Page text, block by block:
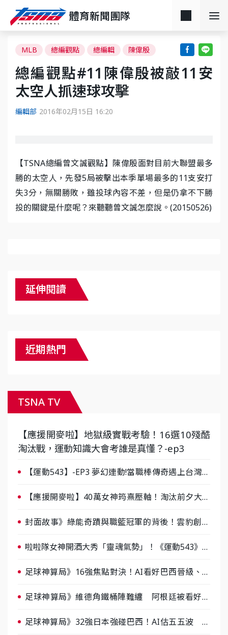
體育新聞團隊
MLB 總編觀點 總編輯 陳偉殷
總編觀點#11陳偉殷被敲11安
太空人抓速球攻擊
編輯部 2016年02月15日 16:20
【TSNA總編曾文誠觀點】陳偉殷面對目前大聯盟最多
勝的太空人，先發5局被擊出本季單場最多的11支安打
失3分，無關勝敗，雖投球內容不差，但是仍拿不下勝
投的關鍵是什麼呢？來聽聽曾文誠怎麼說。(20150526)
延伸閱讀
近期熱門
TSNA TV
【應援開麥啦】地獄級實戰考驗！16選10殘酷
淘汰戰，運動知識大會考誰是真懂？-ep3
【運動543】-EP3 夢幻連動!當職棒傳奇遇上台灣女
【應援開麥啦】40萬女神筠熹壓軸！淘汰前夕大混
封面故事》綠能奇蹟與職籃冠軍的背後！雲豹創辦
啦啦隊女神開酒大秀「靈魂氣勢」！《運動543》微
足球神算局》16強焦點對決！AI看好巴西晉級、數
足球神算局》維德角鐵桶陣難纏 阿根廷被看好下
足球神算局》32強日本強碰巴西！AI估五五波 牛